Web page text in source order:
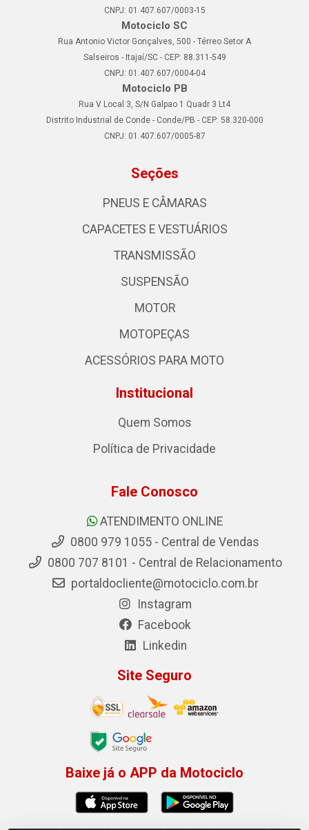
CNPJ: 01.407.607/0003-15
Motociclo SC
Rua Antonio Victor Gonçalves, 500 - Térreo Setor A
Salseiros - Itajaí/SC - CEP: 88.311-549
CNPJ: 01.407.607/0004-04
Motociclo PB
Rua V Local 3, S/N Galpao 1 Quadr 3 Lt4
Distrito Industrial de Conde - Conde/PB - CEP: 58.320-000
CNPJ: 01.407.607/0005-87
Seções
PNEUS E CÂMARAS
CAPACETES E VESTUÁRIOS
TRANSMISSÃO
SUSPENSÃO
MOTOR
MOTOPEÇAS
ACESSÓRIOS PARA MOTO
Institucional
Quem Somos
Política de Privacidade
Fale Conosco
ATENDIMENTO ONLINE
0800 979 1055 - Central de Vendas
0800 707 8101 - Central de Relacionamento
portaldocliente@motociclo.com.br
Instagram
Facebook
Linkedin
Site Seguro
Baixe já o APP da Motociclo